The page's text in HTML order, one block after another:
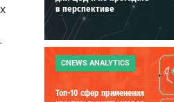
в перспективе
CNEWS ANALYTICS
Топ-10 сфер применения